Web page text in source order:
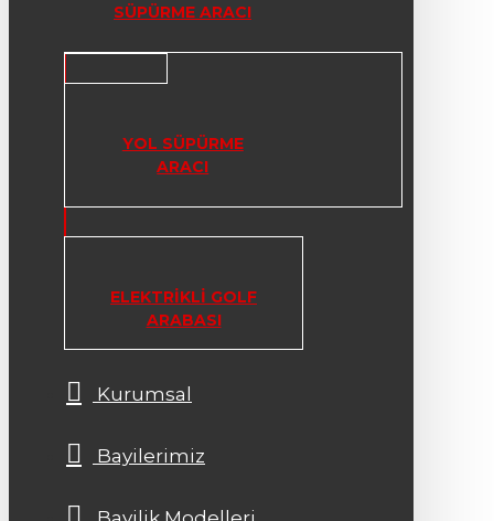
SÜPÜRME ARACI
YOL SÜPÜRME
ARACI
ELEKTRIKLI GOLF
ARABASI
Kurumsal
Bayilerimiz